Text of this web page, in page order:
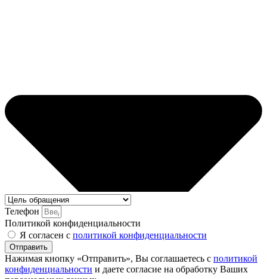
Телефон
Политикой конфиденциальности
Я согласен с политикой конфиденциальности
Отправить
Нажимая кнопку «Отправить», Вы соглашаетесь с политикой
конфиденциальности и даете согласие на обработку Ваших